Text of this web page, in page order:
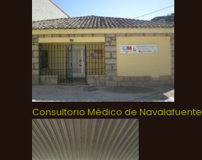
Consultorio Médico de Navalafuente